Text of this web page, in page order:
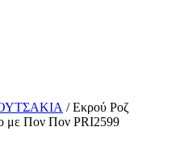
/ Εκρού Ροζ
με Πον Πον PRI2599